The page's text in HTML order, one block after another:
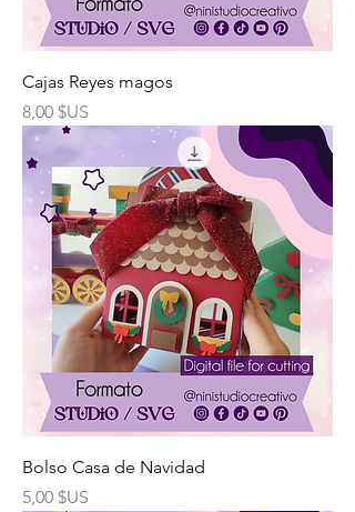
Cajas Reyes magos
Prix
8,00 $US
Bolso Casa de Navidad
Prix
5,00 $US